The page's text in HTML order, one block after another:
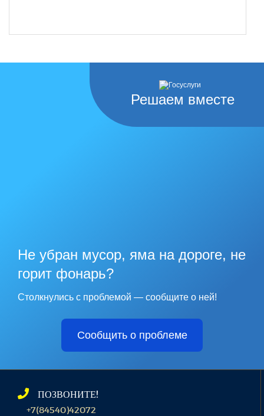
Решаем вместе
Не убран мусор, яма на дороге, не
горит фонарь?
Столкнулись с проблемой — сообщите о ней!
Сообщить о проблеме
ПОЗВОНИТЕ!
+7(84540)42072